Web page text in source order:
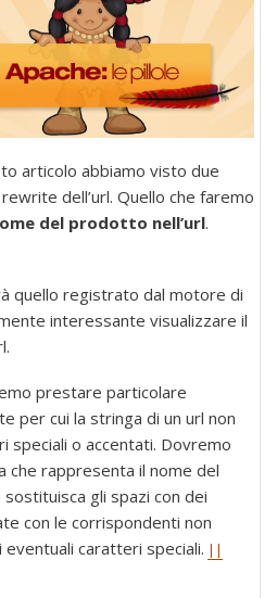
articolo abbiamo visto due
dell’url. Quello che faremo
del prodotto nell’url.
quello registrato dal motore di
interessante visualizzare il
prestare particolare
per cui la stringa di un url non
speciali o accentati. Dovremo
che rappresenta il nome del
gli spazi con dei
con le corrispondenti non
caratteri speciali. ||